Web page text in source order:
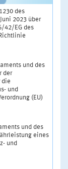
des
2023 über
42/EG des
und des
der
die
und
(EU)
und des
eines
und